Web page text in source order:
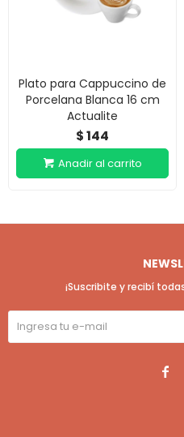
Plato para Cappuccino de
Porcelana Blanca 16 cm
Actualite
$144
¡Suscribite y recibí
